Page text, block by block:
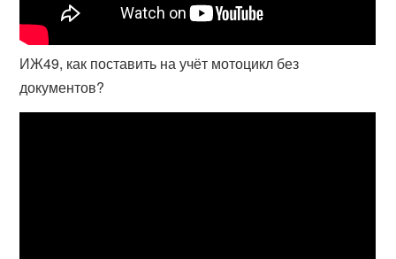
ИЖ49, как поставить на учёт мотоцикл без
документов?